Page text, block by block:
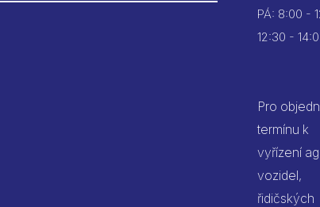
PÁ: 8:00 -
12:30 -
Pro
termínu k
vyřízení
vozidel,
řidičských